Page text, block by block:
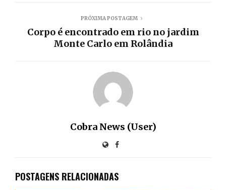
PRÓXIMA POSTAGEM
Corpo é encontrado em rio no jardim
Monte Carlo em Rolândia
Cobra News (User)
POSTAGENS RELACIONADAS